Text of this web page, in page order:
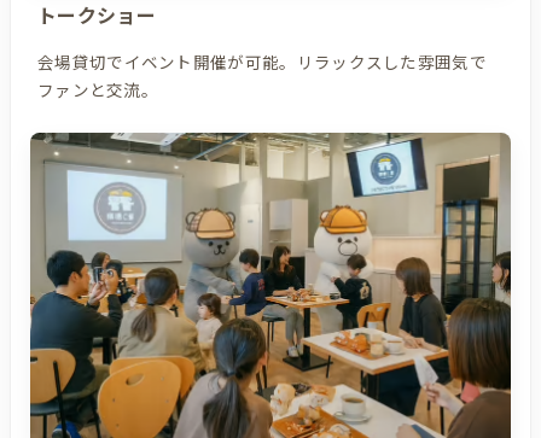
トークショー
会場貸切でイベント開催が可能。リラックスした雰囲気で
ファンと交流。